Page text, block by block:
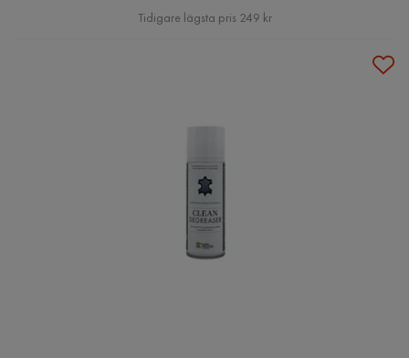
Pris
Tidigare lägsta pris 249 kr